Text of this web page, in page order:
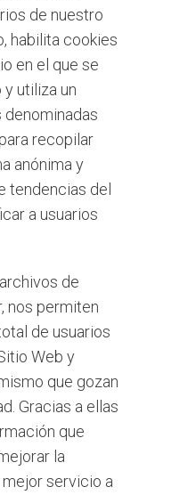
de nuestro
habilita cookies
en el que se
utiliza un
para recopilar
anónima y
tendencias del
a usuarios
de
nos permiten
de usuarios
Web y
que gozan
Gracias a ellas
que
la
servicio a